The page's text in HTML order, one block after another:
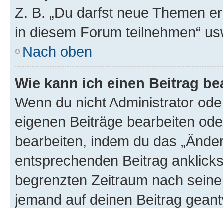
Z. B. „Du darfst neue Themen
in diesem Forum teilnehmen“
Nach oben
Wie kann ich einen Beitrag
Wenn du nicht Administrator
eigenen Beiträge bearbeiten
bearbeiten, indem du das
entsprechenden Beitrag
begrenzten Zeitraum nach
jemand auf deinen Beitrag